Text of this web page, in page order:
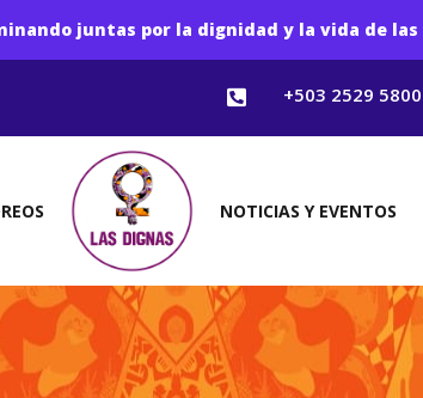
juntas por la dignidad y la vida de
 +503 2529 5800
NOTICIAS Y EVENTOS